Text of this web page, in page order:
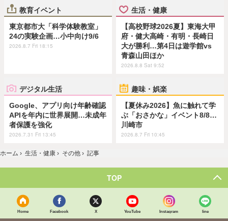
教育イベント
東京都市大「科学体験教室」
24の実験企画…小中向け9/6
2026.8.7 Fri 18:15
生活・健康
【高校野球2026夏】東海大甲
府・健大高崎・有明・長崎日
大が勝利…第4日は遊学館vs
青森山田ほか
2026.8.8 Sat 9:52
デジタル生活
Google、アプリ向け年齢確認
APIを年内に世界展開…未成年
者保護を強化
2026.7.31 Fri 13:45
趣味・娯楽
【夏休み2026】魚に触れて学
ぶ「おさかな」イベント8/8…
川崎市
2026.8.7 Fri 10:45
ホーム › 生活・健康 › その他 › 記事
TOP
Home Facebook X YouTube Instagram line